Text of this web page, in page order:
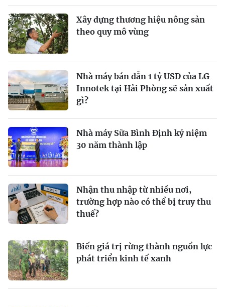
Xây dựng thương hiệu nông sản
theo quy mô vùng
Nhà máy bán dẫn 1 tỷ USD của LG
Innotek tại Hải Phòng sẽ sản xuất
gì?
Nhà máy Sữa Bình Định kỷ niệm
30 năm thành lập
Nhận thu nhập từ nhiều nơi,
trường hợp nào có thể bị truy thu
thuế?
Biến giá trị rừng thành nguồn lực
phát triển kinh tế xanh